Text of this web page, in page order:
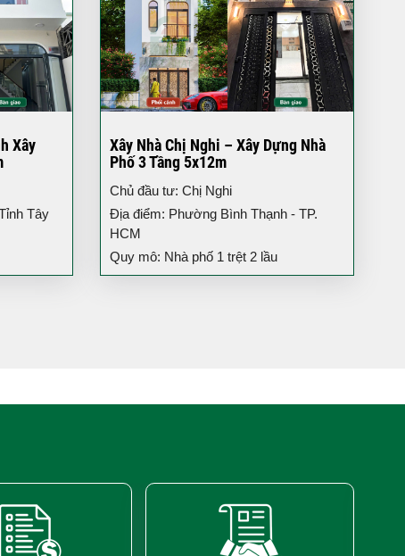
Xây
Tây
Xây Nhà Chị Nghi – Xây Dựng Nhà
Phố 3 Tầng 5x12m
Chủ đầu tư: Chị Nghi
Địa điểm: Phường Bình Thạnh - TP.
HCM
Quy mô: Nhà phố 1 trệt 2 lầu